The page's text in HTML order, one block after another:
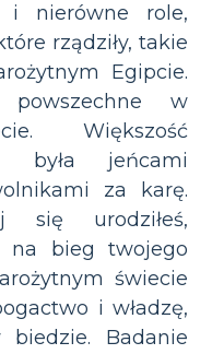
i nierówne role,
rządziły, takie
Egipcie.
powszechne w
Większość
była jeńcami
za karę.
się urodziłeś,
na bieg twojego
świecie
i władzę,
Badanie